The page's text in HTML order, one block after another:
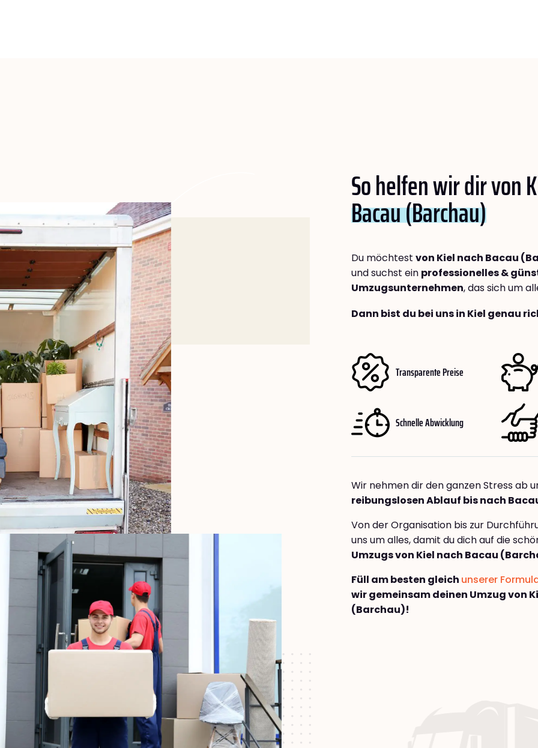
So helfen wir dir von
Bacau (Barchau)
Du möchtest von Kiel nach Bacau
und suchst ein professionelles &
Umzugsunternehmen, das sich um
Dann bist du bei uns in Kiel genau
Transparente Preise
Schnelle Abwicklung
Wir nehmen dir den ganzen Stress ab
reibungslosen Ablauf bis nach
Von der Organisation bis zur
uns um alles, damit du dich auf die
Umzugs von Kiel nach Bacau
Füll am besten gleich unserer
wir gemeinsam deinen Umzug von
(Barchau)!